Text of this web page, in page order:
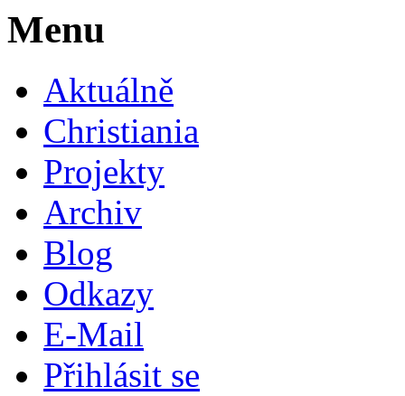
Menu
Aktuálně
Christiania
Projekty
Archiv
Blog
Odkazy
E-Mail
Přihlásit se